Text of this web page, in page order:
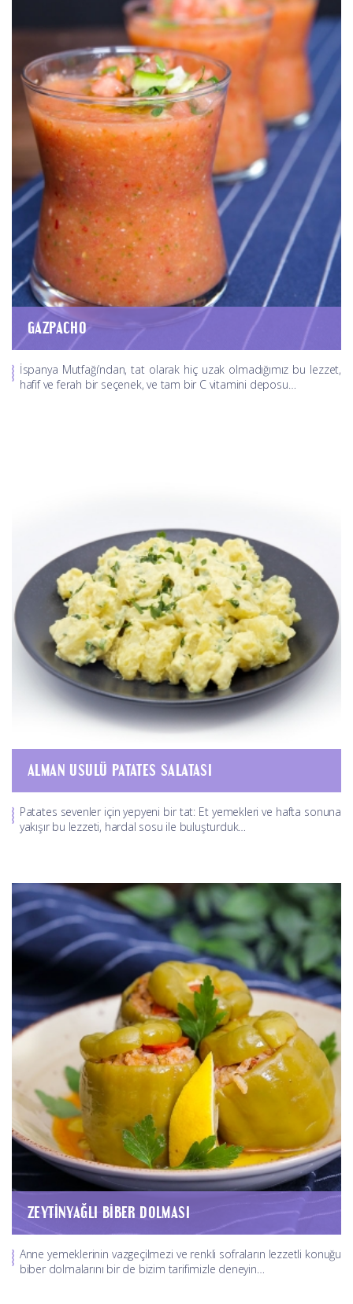
GAZPACHO
İspanya Mutfağı’ndan, tat olarak hiç uzak olmadığımız bu lezzet,
hafif ve ferah bir seçenek, ve tam bir C vitamini deposu…
ALMAN USULÜ PATATES SALATASI
Patates sevenler için yepyeni bir tat: Et yemekleri ve hafta sonuna
yakışır bu lezzeti, hardal sosu ile buluşturduk…
ZEYTINYAĞLI BIBER DOLMASI
Anne yemeklerinin vazgeçilmezi ve renkli sofraların lezzetli konuğu
biber dolmalarını bir de bizim tarifimizle deneyin…